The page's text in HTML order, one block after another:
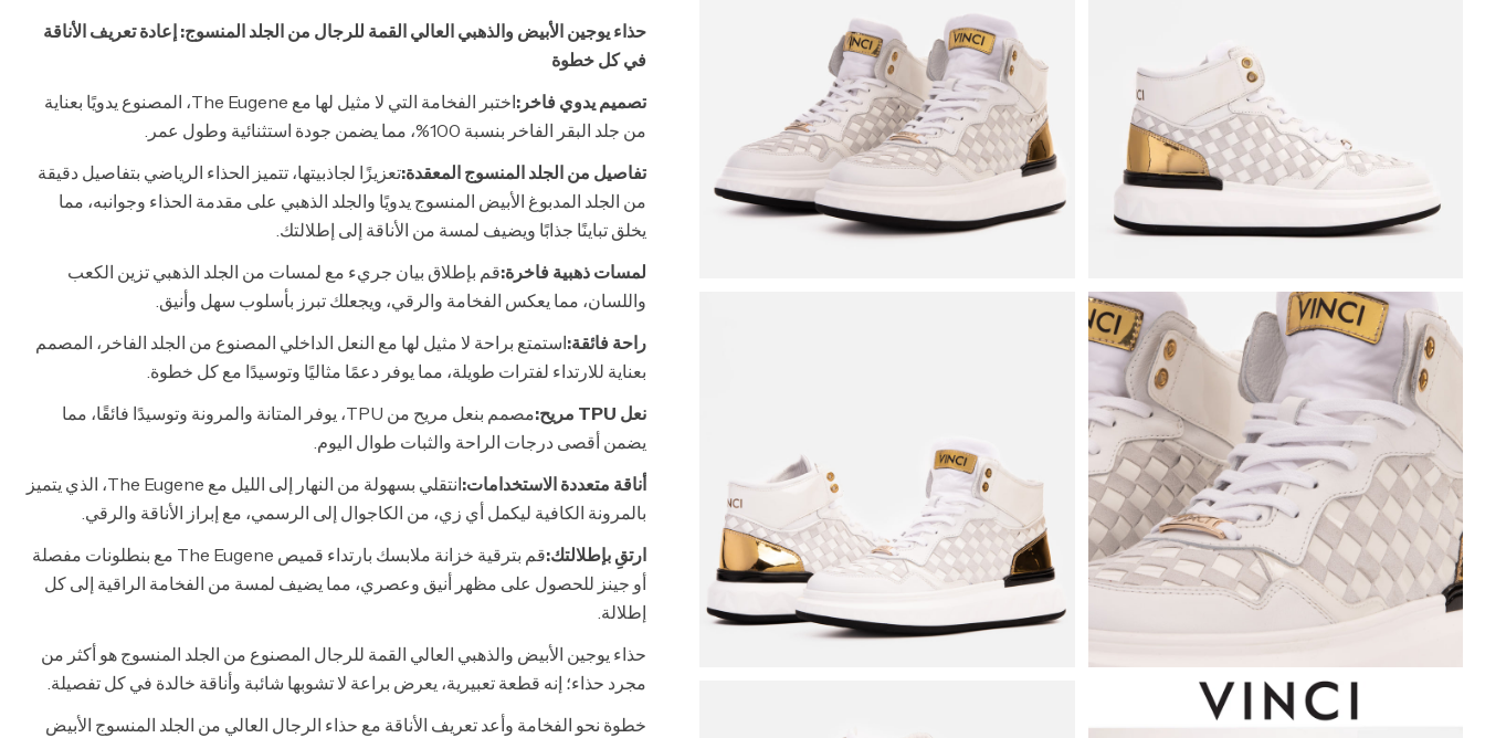
حذاء يوجين الأبيض والذهبي العالي القمة للرجال من الجلد المنسوج: إعادة تعريف الأناقة
في كل خطوة
تصميم يدوي فاخر:
اختبر الفخامة التي لا مثيل لها مع The Eugene، المصنوع يدويًا بعناية
من جلد البقر الفاخر بنسبة 100%، مما يضمن جودة استثنائية وطول عمر.
تفاصيل من الجلد المنسوج المعقدة:تعزيزًا لجاذبيتها، تتميز الحذاء الرياضي بتفاصيل دقيقة
من الجلد المدبوغ الأبيض المنسوج يدويًا والجلد الذهبي على مقدمة الحذاء وجوانبه، مما
يخلق تباينًا جذابًا ويضيف لمسة من الأناقة إلى إطلالتك.
لمسات ذهبية فاخرة:قم بإطلاق بيان جريء مع لمسات من الجلد الذهبي تزين الكعب
واللسان، مما يعكس الفخامة والرقي، ويجعلك تبرز بأسلوب سهل وأنيق.
راحة فائقة:استمتع براحة لا مثيل لها مع النعل الداخلي المصنوع من الجلد الفاخر، المصمم
بعناية للارتداء لفترات طويلة، مما يوفر دعمًا مثاليًا وتوسيدًا مع كل خطوة.
نعل TPU مريح:
مصمم بنعل مريح من TPU، يوفر المتانة والمرونة وتوسيدًا فائقًا، مما
يضمن أقصى درجات الراحة والثبات طوال اليوم.
أناقة متعددة الاستخدامات:
انتقلي بسهولة من النهار إلى الليل مع The Eugene، الذي يتميز
بالمرونة الكافية ليكمل أي زي، من الكاجوال إلى الرسمي، مع إبراز الأناقة والرقي.
ارتقِ بإطلالتك:
قم بترقية خزانة ملابسك بارتداء قميص The Eugene مع بنطلونات مفصلة
أو جينز للحصول على مظهر أنيق وعصري، مما يضيف لمسة من الفخامة الراقية إلى كل
إطلالة.
حذاء يوجين الأبيض والذهبي العالي القمة للرجال المصنوع من الجلد المنسوج هو أكثر من
مجرد حذاء؛ إنه قطعة تعبيرية، يعرض براعة لا تشوبها شائبة وأناقة خالدة في كل تفصيلة.
خطوة نحو الفخامة وأعد تعريف الأناقة مع حذاء الرجال العالي من الجلد المنسوج الأبيض